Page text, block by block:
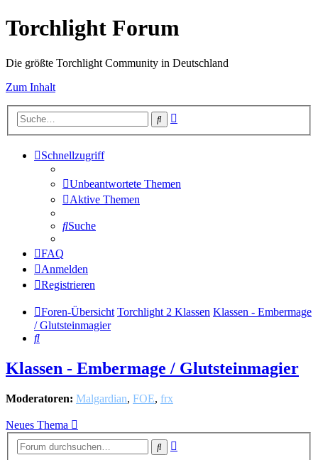
Torchlight Forum
Die größte Torchlight Community in Deutschland
Zum Inhalt
Suche
Schnellzugriff
Unbeantwortete Themen
Aktive Themen
Suche
FAQ
Anmelden
Registrieren
Foren-Übersicht Torchlight 2 Klassen Klassen - Embermage
/ Glutsteinmagier
Suche
Klassen - Embermage / Glutsteinmagier
Moderatoren: Malgardian, FOE, frx
Neues Thema
Suche